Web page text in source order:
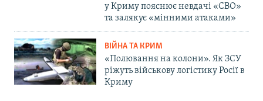
у Криму пояснює невдачі «СВО»
та залякує «мінними атаками»
ВІЙНА ТА КРИМ
«Полювання на колони». Як ЗСУ
ріжуть військову логістику Росії в
Криму